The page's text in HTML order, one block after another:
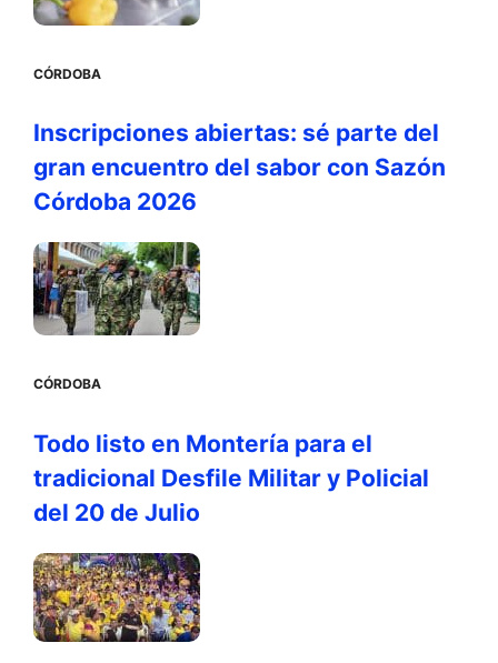
CÓRDOBA
Inscripciones abiertas: sé parte del
gran encuentro del sabor con Sazón
Córdoba 2026
CÓRDOBA
Todo listo en Montería para el
tradicional Desfile Militar y Policial
del 20 de Julio